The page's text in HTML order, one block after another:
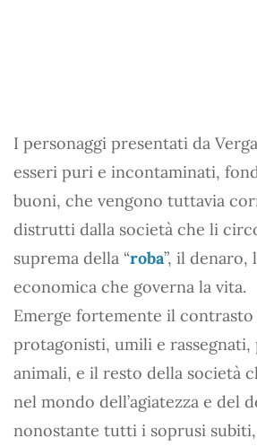
I personaggi presentati da
esseri puri e incontaminati,
buoni, che vengono tuttavia
distrutti dalla società che li
suprema della “roba”, il denaro,
economica che governa la vita.
Emerge fortemente il
protagonisti, umili e rassegnati,
animali, e il resto della società
nel mondo dell’agiatezza e del
nonostante tutti i soprusi